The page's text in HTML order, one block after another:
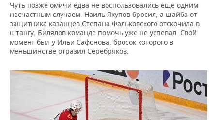
Чуть позже омичи едва не воспользовались еще одним
несчастным случаем. Наиль Якупов бросил, а шайба от
защитника казанцев Степана Фальковского отскочила в
штангу. Билялов команде помочь уже не успевал. Свой
момент был у Ильи Сафонова, бросок которого в
меньшинстве отразил Серебряков.